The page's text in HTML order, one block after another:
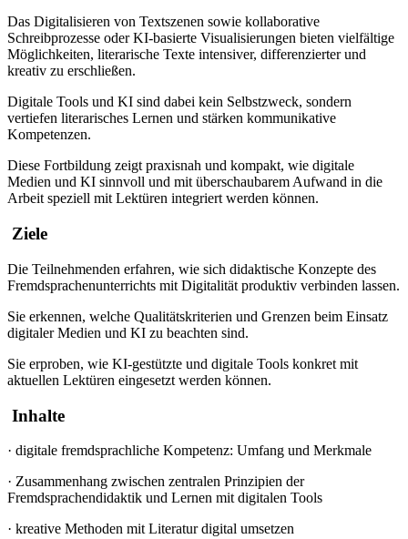
Das Digitalisieren von Textszenen sowie kollaborative
Schreibprozesse oder KI-basierte Visualisierungen bieten vielfältige
Möglichkeiten, literarische Texte intensiver, differenzierter und
kreativ zu erschließen.
Digitale Tools und KI sind dabei kein Selbstzweck, sondern
vertiefen literarisches Lernen und stärken kommunikative
Kompetenzen.
Diese Fortbildung zeigt praxisnah und kompakt, wie digitale
Medien und KI sinnvoll und mit überschaubarem Aufwand in die
Arbeit speziell mit Lektüren integriert werden können.
Ziele
Die Teilnehmenden erfahren, wie sich didaktische Konzepte des
Fremdsprachenunterrichts mit Digitalität produktiv verbinden lassen.
Sie erkennen, welche Qualitätskriterien und Grenzen beim Einsatz
digitaler Medien und KI zu beachten sind.
Sie erproben, wie KI-gestützte und digitale Tools konkret mit
aktuellen Lektüren eingesetzt werden können.
Inhalte
· digitale fremdsprachliche Kompetenz: Umfang und Merkmale
· Zusammenhang zwischen zentralen Prinzipien der
Fremdsprachendidaktik und Lernen mit digitalen Tools
· kreative Methoden mit Literatur digital umsetzen